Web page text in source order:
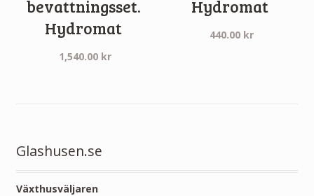
bevattningsset.
Hydromat
1,540.00 kr
Hydromat
440.00 kr
Glashusen.se
Växthusväljaren